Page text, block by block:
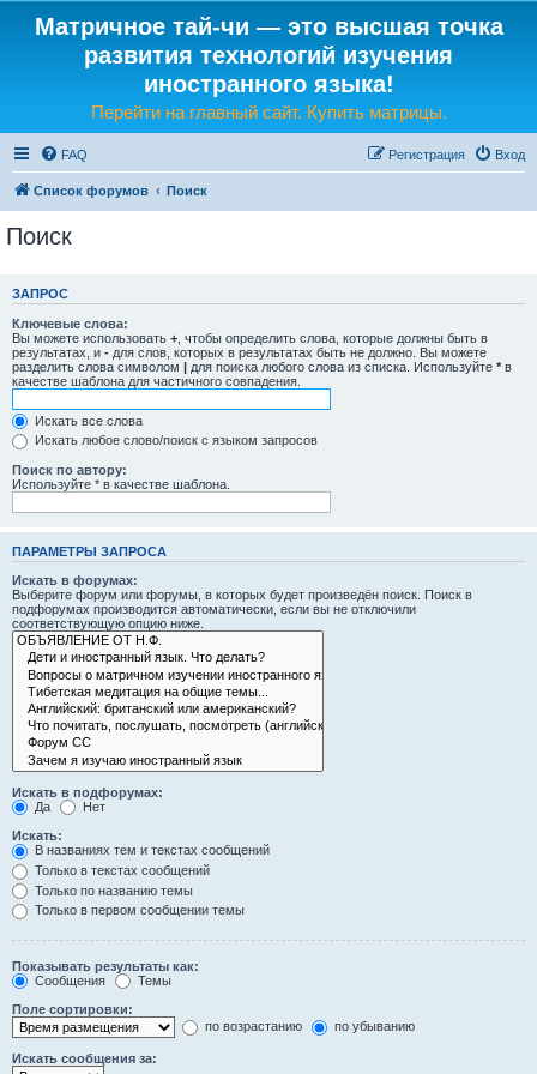
Матричное тай-чи — это высшая точка
развития технологий изучения
иностранного языка!
Перейти на главный сайт. Купить матрицы.
FAQ Вход
Регистрация
Список форумов Поиск
Поиск
ЗАПРОС
Ключевые слова:
Вы можете использовать + , чтобы определить слова, которые должны быть в
результатах, и - для слов, которых в результатах быть не должно. Вы можете
разделить слова символом | для поиска любого слова из списка. Используйте * в
качестве шаблона для частичного совпадения.
Искать все слова
Искать любое слово/поиск с языком запросов
Поиск по автору:
Используйте * в качестве шаблона.
ПАРАМЕТРЫ ЗАПРОСА
Искать в форумах:
Выберите форум или форумы, в которых будет произведён поиск. Поиск в
подфорумах производится автоматически, если вы не отключили
соответствующую опцию ниже.
Искать в подфорумах:
Да
Нет
Искать:
В названиях тем и текстах сообщений
Только в текстах сообщений
Только по названию темы
Только в первом сообщении темы
Показывать результаты как:
Сообщения
Темы
Поле сортировки:
по возрастанию
по убыванию
Искать сообщения за: